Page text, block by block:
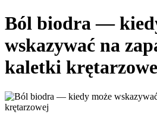
Ból biodra —
wskazywać na
kaletki